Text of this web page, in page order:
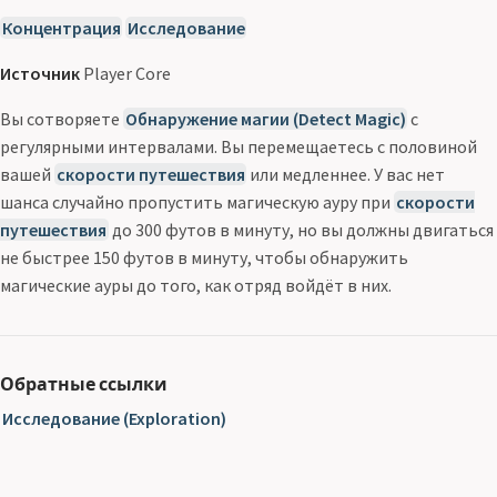
Концентрация Исследование
Источник Player Core
Вы сотворяете Обнаружение магии (Detect Magic) с
регулярными интервалами. Вы перемещаетесь с половиной
вашей скорости путешествия или медленнее. У вас нет
шанса случайно пропустить магическую ауру при скорости
путешествия до 300 футов в минуту, но вы должны двигаться
не быстрее 150 футов в минуту, чтобы обнаружить
магические ауры до того, как отряд войдёт в них.
Обратные ссылки
Исследование (Exploration)